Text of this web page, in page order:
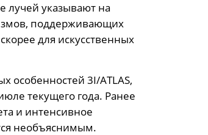
лучей указывают на
поддерживающих
для искусственных
особенностей 3I/ATLAS,
текущего года. Ранее
и интенсивное
необъяснимым.